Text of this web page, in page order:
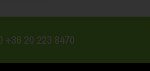
20 223 8470